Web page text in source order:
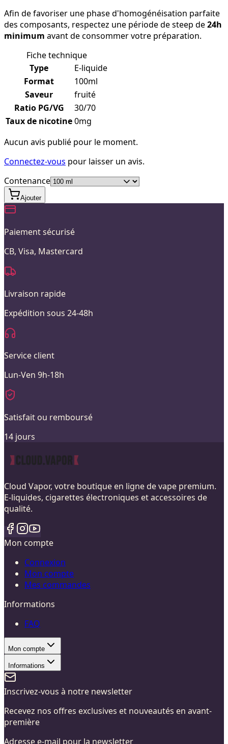
Afin de favoriser une phase d'homogénéisation parfaite
des composants, respectez une période de steep de24h
minimum avant de consommer votre préparation.
Fiche technique
Type
E-liquide
Format
100ml
Saveur
fruité
Ratio PG/VG
30/70
Taux de nicotine0mg
Aucun avis publié pour le moment.
Connectez-vous pour laisser un avis.
Contenance
Ajouter
Paiement sécurisé
CB, Visa, Mastercard
Livraison rapide
Expédition sous 24-48h
Service client
Lun-Ven 9h-18h
Satisfait ou remboursé
14 jours
Cloud Vapor, votre boutique en ligne de vape premium.
E-liquides, cigarettes électroniques et accessoires de
qualité.
Mon compte
Connexion
Mon compte
Mes commandes
Informations
FAQ
Mon compte
Informations
Inscrivez-vous à notre newsletter
Recevez nos offres exclusives et nouveautés en avant-
première
Adresse e-mail pour la newsletter